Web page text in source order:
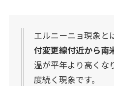
エルニーニョ現象と
付変更線付近から南
温が平年より高くな
度続く現象です。